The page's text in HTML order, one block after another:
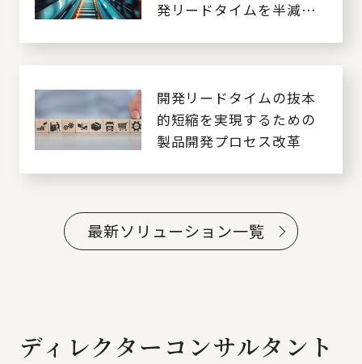
発リードタイムを半減化
開発リードタイムの抜本
的短縮を実現するための
製品開発プロセス改革
最新ソリューション一覧
ディレクターコンサルタント